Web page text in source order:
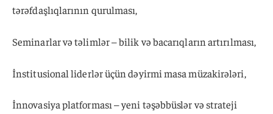
tərəfdaşlıqlarının qurulması,
Seminarlar və təlimlər – bilik və bacarıqların artırılması,
İnstitusional liderlər üçün dəyirmi masa müzakirələri,
İnnovasiya platforması – yeni təşəbbüslər və strateji